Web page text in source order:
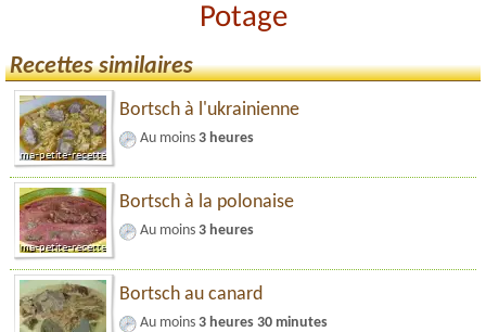
Potage
Recettes similaires
Bortsch à l'ukrainienne
Au moins 3 heures
Bortsch à la polonaise
Au moins 3 heures
Bortsch au canard
Au moins 3 heures 30 minutes